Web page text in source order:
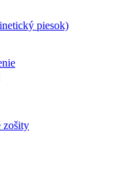
piesok)
zošity